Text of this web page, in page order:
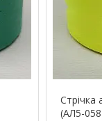
Стрічка
(АЛ5-